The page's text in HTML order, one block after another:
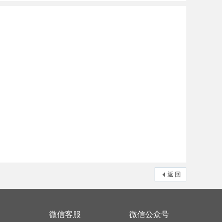
返 回
微信客服 微信公众号